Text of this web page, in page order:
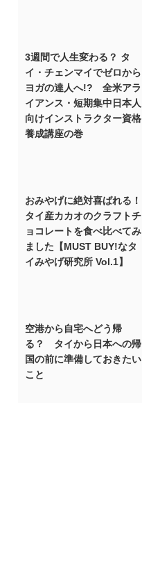
3週間で人生変わる？ タ
イ・チェンマイでゼロから
ヨガの達人へ!? 全米アラ
イアンス・短期集中日本人
向けインストラクター資格
養成講座の巻
おみやげに絶対喜ばれる！
タイ産カカオのクラフトチ
ョコレートを食べ比べてみ
ました【MUST BUY!なタ
イみやげ研究所 Vol.1】
空港から自宅へどう帰
る？ タイから日本への帰
国の前に準備しておきたい
こと